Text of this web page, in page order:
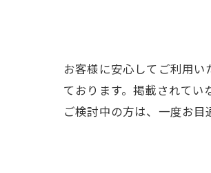
お客様に安心してご利用
ております。掲載されて
ご検討中の方は、一度お目